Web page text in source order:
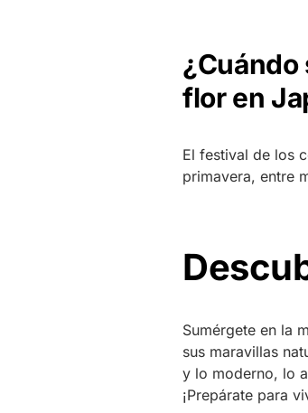
¿Cuándo
flor en
El festival de los
primavera, entre
Sumérgete en la
sus maravillas
y lo moderno, lo
¡Prepárate para